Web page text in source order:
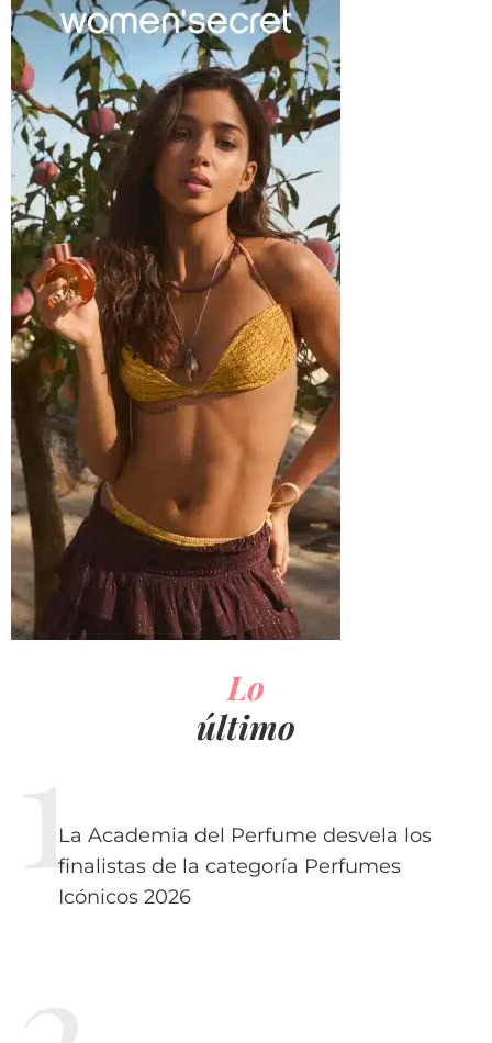
Lo
último
La Academia del Perfume desvela los
finalistas de la categoría Perfumes
Icónicos 2026